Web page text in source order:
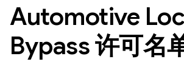
Automotive
Bypass 许可名